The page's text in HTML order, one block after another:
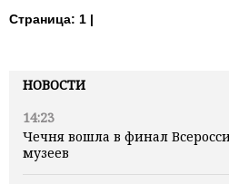
НОВОСТИ
14:23
Чечня вошла в финал
музеев
Страница: 1 |